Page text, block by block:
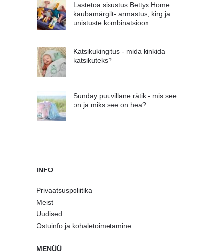
Lastetoa sisustus Bettys Home
kaubamärgilt- armastus, kirg ja
unistuste kombinatsioon
Katsikukingitus - mida kinkida
katsikuteks?
Sunday puuvillane rätik - mis see
on ja miks see on hea?
INFO
Privaatsuspoliitika
Meist
Uudised
Ostuinfo ja kohaletoimetamine
MENÜÜ